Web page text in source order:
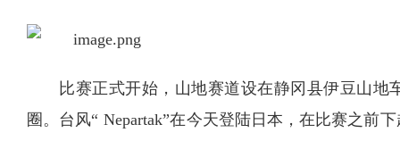
比赛正式开始，山地赛道设在静冈县伊豆山地
圈。台风“ Nepartak”在今天登陆日本，在比赛之前